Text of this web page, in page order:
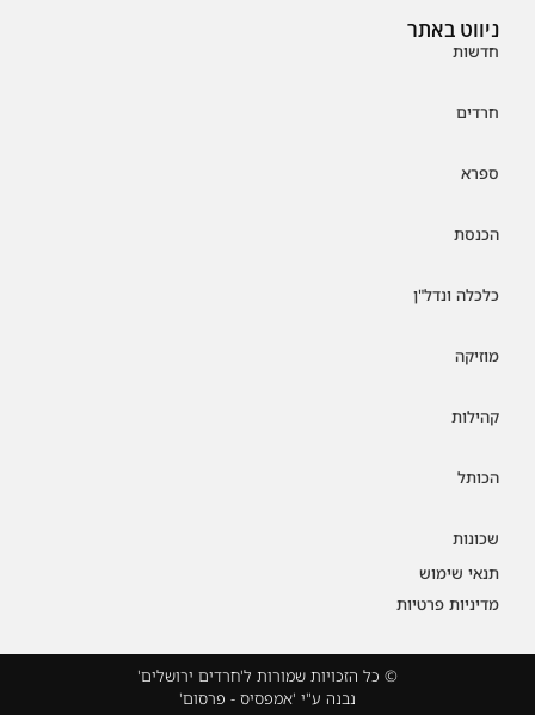
ניווט באתר
חדשות
חרדים
ספרא
הכנסת
כלכלה ונדל"ן
מוזיקה
קהילות
הכותל
שכונות
תנאי שימוש
מדיניות פרטיות
© כל הזכויות שמורות ל'חרדים ירושלים'
נבנה ע"י 'אמפסיס - פרסום'